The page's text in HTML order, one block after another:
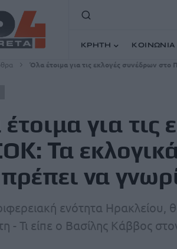
ΚΡΗΤΗ ΚΟΙΝΩΝΙΑ
Όλα έτοιμα για τις εκλογές συνέδρων στο
για τις
Τα
πρέπει να
ενότητα Ηρακλείου,
- Τι είπε ο Βασίλης Κάββος